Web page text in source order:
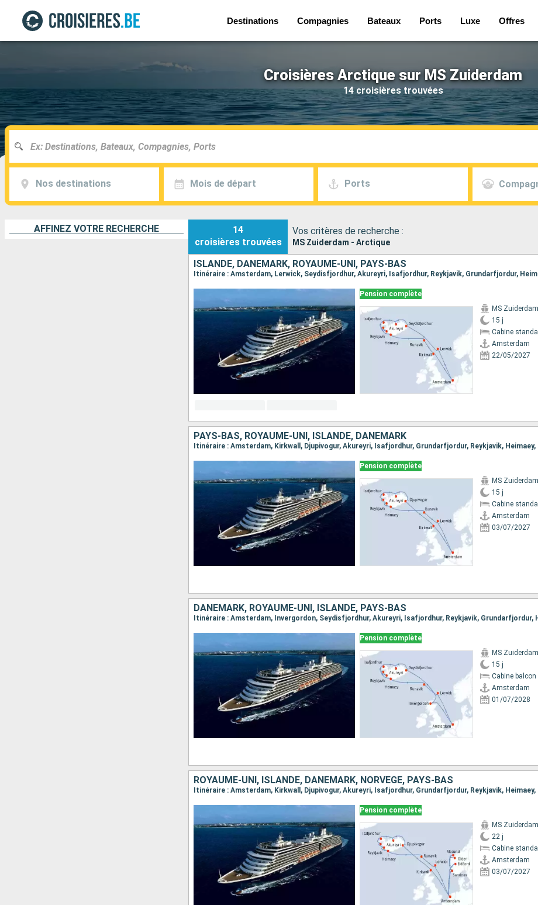
Destinations Compagnies Bateaux Ports Luxe Offres
Croisières Arctique sur MS Zuiderdam
14 croisières trouvées
Nos destinations Mois de départ Ports
AFFINEZ VOTRE RECHERCHE
14
croisières trouvées
Vos critères de recherche :
MS Zuiderdam - Arctique
ISLANDE, DANEMARK, ROYAUME-UNI, PAYS-BAS
Pension complète
MS Zuiderdam
15 j
Cabine
Amsterdam
22/05/2027
PAYS-BAS, ROYAUME-UNI, ISLANDE, DANEMARK
Pension complète
MS Zuiderdam
15 j
Cabine
Amsterdam
03/07/2027
DANEMARK, ROYAUME-UNI, ISLANDE, PAYS-BAS
Pension complète
MS Zuiderdam
15 j
Cabine balcon
Amsterdam
01/07/2028
ROYAUME-UNI, ISLANDE, DANEMARK, NORVÈGE, PAYS-BAS
Pension complète
MS Zuiderdam
22 j
Cabine
Amsterdam
03/07/2027